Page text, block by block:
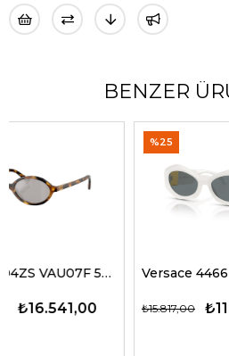
BENZER
Versace 4466U 546280 54 G Kadın Güneş Gözlükleri
₺11.863,00
₺15.817,00